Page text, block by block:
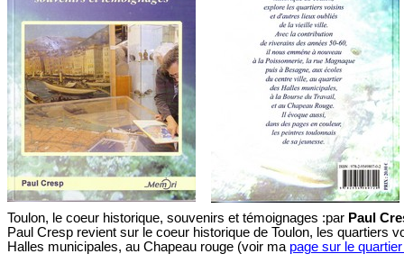
Toulon, le coeur historique, souvenirs et témoignages :par Paul
Paul Cresp revient sur le coeur historique de Toulon, les quartiers
Halles municipales, au Chapeau rouge (voir ma page sur le